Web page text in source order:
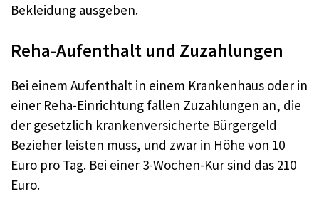
Bekleidung ausgeben.
Reha-Aufenthalt und Zuzahlungen
Bei einem Aufenthalt in einem Krankenhaus oder in
einer Reha-Einrichtung fallen Zuzahlungen an, die
der gesetzlich krankenversicherte Bürgergeld
Bezieher leisten muss, und zwar in Höhe von 10
Euro pro Tag. Bei einer 3-Wochen-Kur sind das 210
Euro.